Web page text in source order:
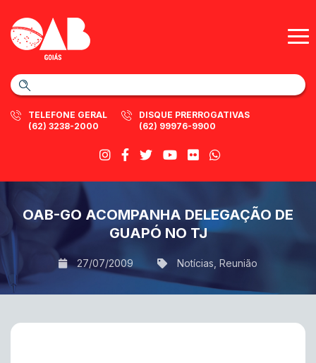
TELEFONE GERAL
(62) 3238-2000
DISQUE PRERROGATIVAS
(62) 99976-9900
OAB-GO ACOMPANHA DELEGAÇÃO DE
GUAPÓ NO TJ
27/07/2009 Notícias Reunião